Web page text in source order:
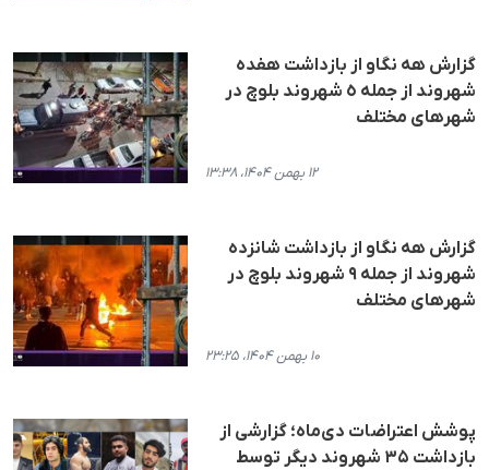
گزارش هه نگاو از بازداشت هفدە
شهروند از جملە ٥ شهروند بلوچ در
شهرهای مختلف
۱۲ بهمن ۱۴۰۴، ۱۳:۳۸
گزارش هه نگاو از بازداشت شانزده
شهروند از جمله ۹ شهروند بلوچ در
شهرهای مختلف
۱۰ بهمن ۱۴۰۴، ۲۳:۲۵
پوشش اعتراضات دی‌ماه؛ گزارشی از
بازداشت ۳۵ شهروند دیگر توسط